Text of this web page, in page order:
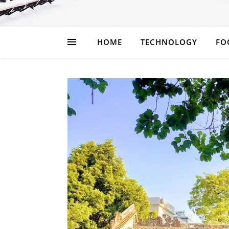
HOME TECHNOLOGY